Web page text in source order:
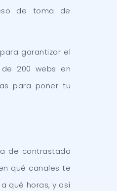
de toma de
garantizar el
200 webs en
para poner tu
de contrastada
qué canales te
qué horas, y así